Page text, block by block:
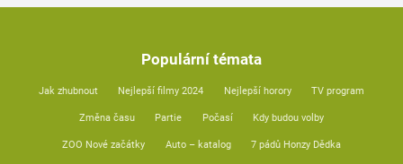
Populární témata
Jak zhubnout Nejlepší filmy 2024 Nejlepší horory TV program
Změna času Partie Počasí Kdy budou volby
ZOO Nové začátky Auto – katalog 7 pádů Honzy Dědka